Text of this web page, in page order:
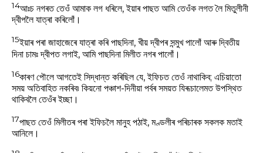
14আঃচ নগৰত তেওঁ আমাক লগ ধৰিলে, ইয়াৰ পাছত আমি তেওঁক লগত লৈ মিতুলীনী
দ্বীপলৈ যাত্ৰা কৰিলোঁ।
15ইয়াৰ পৰা জাহাজেৰে যাত্ৰা কৰি পাছদিনা, খীয় দ্বীপৰ সন্মুখ পালোঁ আৰু দ্বিতীয়
দিনা চামঃ দ্বীপত লগাই, আমি পাছদিনা মিলীত নগৰ পালোঁ।
16কাৰণ পৌলে আগতেই সিদ্ধান্ত কৰিছিল যে, ইফিচত তেওঁ নাথাকিব; এচিয়াতো
সময় অতিবাহিত নকৰিব৷ কিয়নো পঞ্চাশ-দিনীয়া পৰ্বৰ সময়ত যিৰূচালেমত উপস্থিত
থাকিবলৈ তেওঁৰ ইচ্ছা।
17পাছত তেওঁ মিলীতৰ পৰা ইফিচলৈ মানুহ পঠাই, মণ্ডলীৰ পৰিচাৰক সকলক মতাই
আনিলে।